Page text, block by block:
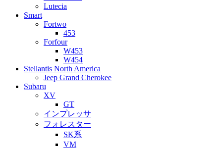
Lutecia
Smart
Fortwo
453
Forfour
W453
W454
Stellantis North America
Jeep Grand Cherokee
Subaru
XV
GT
インプレッサ
フォレスター
SK系
VM